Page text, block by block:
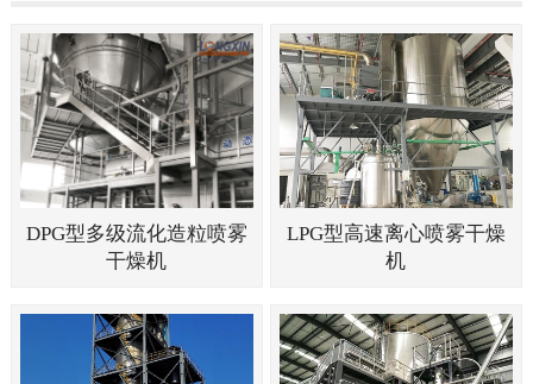
DPG型多级流化造粒喷雾
干燥机
LPG型高速离心喷雾干燥
机